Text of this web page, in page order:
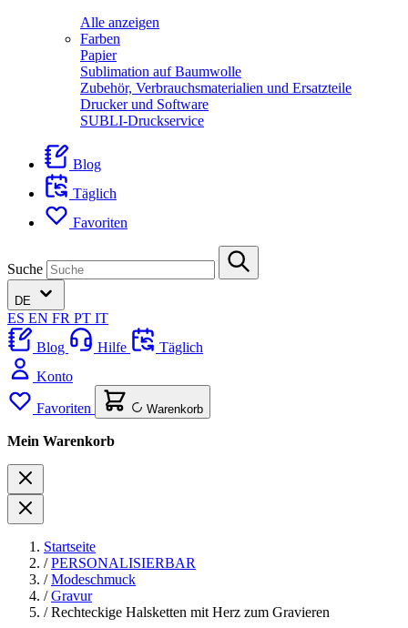
Alle anzeigen
Farben
Papier
Sublimation auf Baumwolle
Zubehör, Verbrauchsmaterialien und Ersatzteile
Drucker und Software
SUBLI-Druckservice
Blog
Täglich
Favoriten
Suche
DE
ES EN FR PT IT
Blog
Hilfe
Täglich
Konto
Favoriten Warenkorb
Mein Warenkorb
Startseite
/ PERSONALISIERBAR
/ Modeschmuck
/ Gravur
/ Rechteckige Halsketten mit Herz zum Gravieren